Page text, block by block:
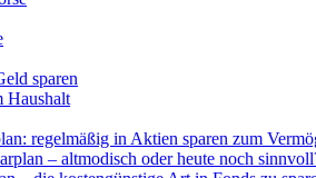
sparen
Haushalt
regelmäßig in Aktien sparen zum
– altmodisch oder heute noch